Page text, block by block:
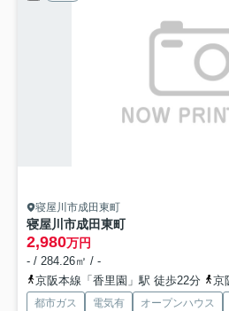
寝屋川市成田東町
寝屋川市成田東町
2,980万円
- / 284.26㎡ / -
京阪本線「香里園」駅 徒歩22分
京
都市ガス 電気有 オープンハウス